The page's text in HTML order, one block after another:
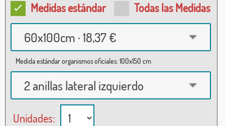
Medidas estándar Todas las Medidas
60x100cm · 18,37 €
Medida estándar organismos oficiales: 100x150 cm
2 anillas lateral izquierdo
Unidades: